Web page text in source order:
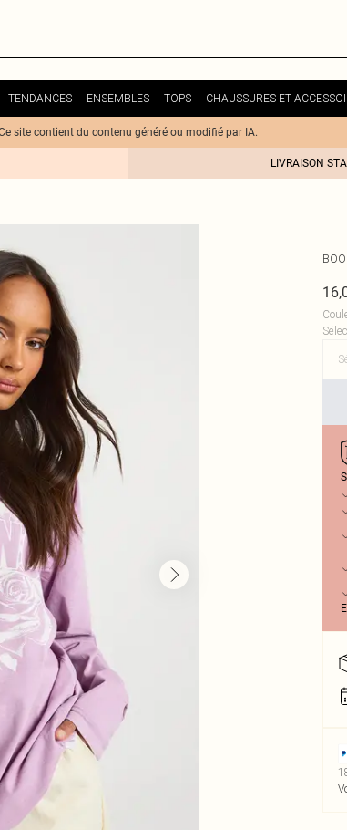
TENDANCES ENSEMBLES TOPS CHAUSSURES ET
site contient du contenu généré ou modifié par IA.
LIVRAISON